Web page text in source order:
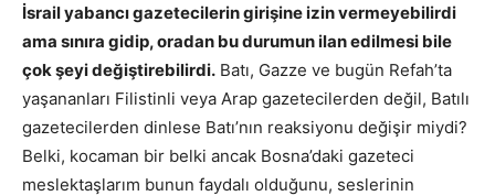
İsrail yabancı gazetecilerin girişine izin vermeyebilirdi
ama sınıra gidip, oradan bu durumun ilan edilmesi bile
çok şeyi değiştirebilirdi. Batı, Gazze ve bugün Refah’ta
yaşananları Filistinli veya Arap gazetecilerden değil, Batılı
gazetecilerden dinlese Batı’nın reaksiyonu değişir miydi?
Belki, kocaman bir belki ancak Bosna’daki gazeteci
meslektaşlarım bunun faydalı olduğunu, seslerinin